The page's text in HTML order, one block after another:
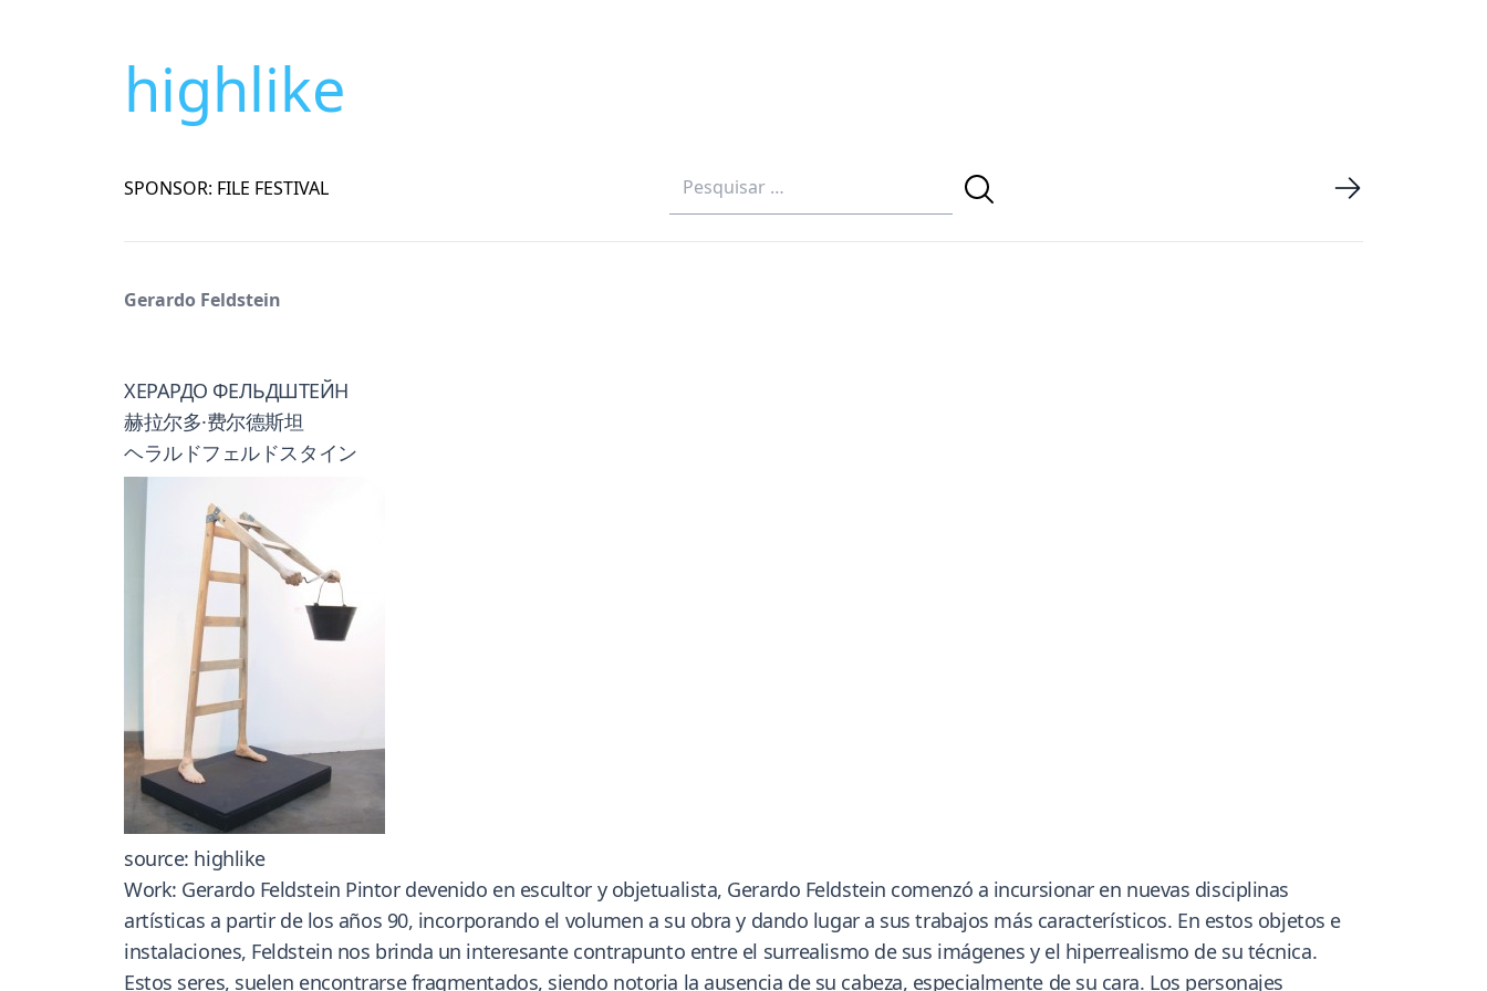
highlike
SPONSOR: FILE FESTIVAL
Gerardo Feldstein
ХЕРАРДО ФЕЛЬДШТЕЙН
赫拉尔多·费尔德斯坦
ヘラルドフェルドスタイン
source: highlike
Work: Gerardo Feldstein Pintor devenido en escultor y objetualista, Gerardo Feldstein comenzó a incursionar en nuevas disciplinas
artísticas a partir de los años 90, incorporando el volumen a su obra y dando lugar a sus trabajos más característicos. En estos objetos e
instalaciones, Feldstein nos brinda un interesante contrapunto entre el surrealismo de sus imágenes y el hiperrealismo de su técnica.
Estos seres, suelen encontrarse fragmentados, siendo notoria la ausencia de su cabeza, especialmente de su cara. Los personajes